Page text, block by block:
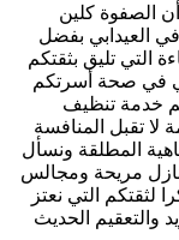
الصفوة كلين
العيدابي بفضل
التي تليق بثقتكم
في صحة أسرتكم
خدمة تنظيف
لا تقبل المنافسة
المطلقة ونسأل
مريحة ومجالس
التي نعتز
والتعقيم الحديث